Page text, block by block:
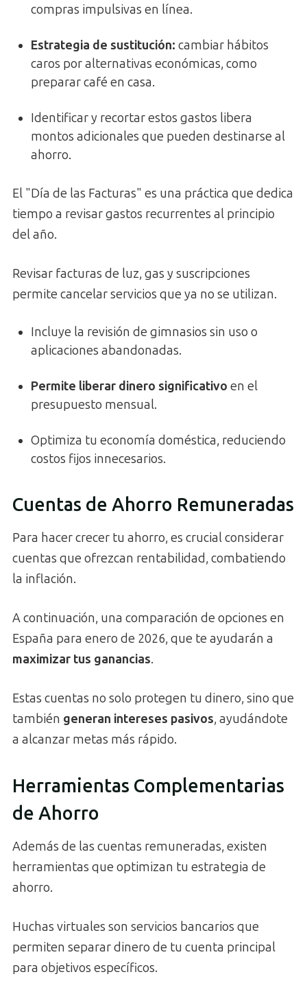
compras impulsivas en línea.
Estrategia de sustitución: cambiar hábitos
caros por alternativas económicas, como
preparar café en casa.
Identificar y recortar estos gastos libera
montos adicionales que pueden destinarse al
ahorro.
El "Día de las Facturas" es una práctica que dedica
tiempo a revisar gastos recurrentes al principio
del año.
Revisar facturas de luz, gas y suscripciones
permite cancelar servicios que ya no se utilizan.
Incluye la revisión de gimnasios sin uso o
aplicaciones abandonadas.
Permite liberar dinero significativo en el
presupuesto mensual.
Optimiza tu economía doméstica, reduciendo
costos fijos innecesarios.
Cuentas de Ahorro Remuneradas
Para hacer crecer tu ahorro, es crucial considerar
cuentas que ofrezcan rentabilidad, combatiendo
la inflación.
A continuación, una comparación de opciones en
España para enero de 2026, que te ayudarán a
maximizar tus ganancias.
Estas cuentas no solo protegen tu dinero, sino que
también generan intereses pasivos, ayudándote
a alcanzar metas más rápido.
Herramientas Complementarias
de Ahorro
Además de las cuentas remuneradas, existen
herramientas que optimizan tu estrategia de
ahorro.
Huchas virtuales son servicios bancarios que
permiten separar dinero de tu cuenta principal
para objetivos específicos.